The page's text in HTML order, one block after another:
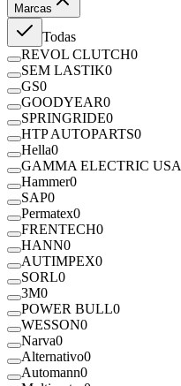
Marcas
Todas
REVOL CLUTCH0
SEM LASTIK0
GS0
GOODYEAR0
SPRINGRIDE0
HTP AUTOPARTS0
Hella0
GAMMA ELECTRIC USA
Hammer0
SAP0
Permatex0
FRENTECH0
HANN0
AUTIMPEX0
SORL0
3M0
POWER BULL0
WESSON0
Narva0
Alternativo0
Automann0